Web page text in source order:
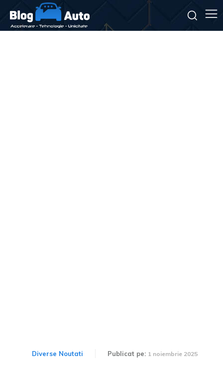
Diverse Noutati Publicat pe: 1 noiembrie 2025